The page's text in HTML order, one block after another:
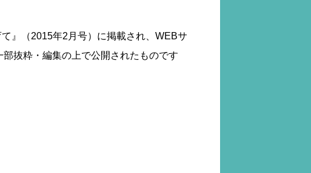
』（2015年2月号）に掲載され、WEBサ
抜粋・編集の上で公開されたものです